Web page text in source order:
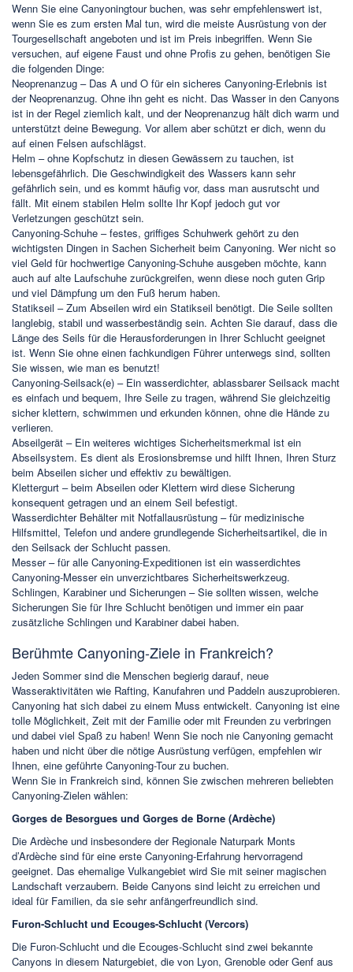
Wenn Sie eine Canyoningtour buchen, was sehr empfehlenswert ist,
wenn Sie es zum ersten Mal tun, wird die meiste Ausrüstung von der
Tourgesellschaft angeboten und ist im Preis inbegriffen. Wenn Sie
versuchen, auf eigene Faust und ohne Profis zu gehen, benötigen Sie
die folgenden Dinge:
Neoprenanzug – Das A und O für ein sicheres Canyoning-Erlebnis ist
der Neoprenanzug. Ohne ihn geht es nicht. Das Wasser in den Canyons
ist in der Regel ziemlich kalt, und der Neoprenanzug hält dich warm und
unterstützt deine Bewegung. Vor allem aber schützt er dich, wenn du
auf einen Felsen aufschlägst.
Helm – ohne Kopfschutz in diesen Gewässern zu tauchen, ist
lebensgefährlich. Die Geschwindigkeit des Wassers kann sehr
gefährlich sein, und es kommt häufig vor, dass man ausrutscht und
fällt. Mit einem stabilen Helm sollte Ihr Kopf jedoch gut vor
Verletzungen geschützt sein.
Canyoning-Schuhe – festes, griffiges Schuhwerk gehört zu den
wichtigsten Dingen in Sachen Sicherheit beim Canyoning. Wer nicht so
viel Geld für hochwertige Canyoning-Schuhe ausgeben möchte, kann
auch auf alte Laufschuhe zurückgreifen, wenn diese noch guten Grip
und viel Dämpfung um den Fuß herum haben.
Statikseil – Zum Abseilen wird ein Statikseil benötigt. Die Seile sollten
langlebig, stabil und wasserbeständig sein. Achten Sie darauf, dass die
Länge des Seils für die Herausforderungen in Ihrer Schlucht geeignet
ist. Wenn Sie ohne einen fachkundigen Führer unterwegs sind, sollten
Sie wissen, wie man es benutzt!
Canyoning-Seilsack(e) – Ein wasserdichter, ablassbarer Seilsack macht
es einfach und bequem, Ihre Seile zu tragen, während Sie gleichzeitig
sicher klettern, schwimmen und erkunden können, ohne die Hände zu
verlieren.
Abseilgerät – Ein weiteres wichtiges Sicherheitsmerkmal ist ein
Abseilsystem. Es dient als Erosionsbremse und hilft Ihnen, Ihren Sturz
beim Abseilen sicher und effektiv zu bewältigen.
Klettergurt – beim Abseilen oder Klettern wird diese Sicherung
konsequent getragen und an einem Seil befestigt.
Wasserdichter Behälter mit Notfallausrüstung – für medizinische
Hilfsmittel, Telefon und andere grundlegende Sicherheitsartikel, die in
den Seilsack der Schlucht passen.
Messer – für alle Canyoning-Expeditionen ist ein wasserdichtes
Canyoning-Messer ein unverzichtbares Sicherheitswerkzeug.
Schlingen, Karabiner und Sicherungen – Sie sollten wissen, welche
Sicherungen Sie für Ihre Schlucht benötigen und immer ein paar
zusätzliche Schlingen und Karabiner dabei haben.
Berühmte Canyoning-Ziele in Frankreich?
Jeden Sommer sind die Menschen begierig darauf, neue
Wasseraktivitäten wie Rafting, Kanufahren und Paddeln auszuprobieren.
Canyoning hat sich dabei zu einem Muss entwickelt. Canyoning ist eine
tolle Möglichkeit, Zeit mit der Familie oder mit Freunden zu verbringen
und dabei viel Spaß zu haben! Wenn Sie noch nie Canyoning gemacht
haben und nicht über die nötige Ausrüstung verfügen, empfehlen wir
Ihnen, eine geführte Canyoning-Tour zu buchen.
Wenn Sie in Frankreich sind, können Sie zwischen mehreren beliebten
Canyoning-Zielen wählen:
Gorges de Besorgues und Gorges de Borne (Ardèche)
Die Ardèche und insbesondere der Regionale Naturpark Monts
d’Ardèche sind für eine erste Canyoning-Erfahrung hervorragend
geeignet. Das ehemalige Vulkangebiet wird Sie mit seiner magischen
Landschaft verzaubern. Beide Canyons sind leicht zu erreichen und
ideal für Familien, da sie sehr anfängerfreundlich sind.
Furon-Schlucht und Ecouges-Schlucht (Vercors)
Die Furon-Schlucht und die Ecouges-Schlucht sind zwei bekannte
Canyons in diesem Naturgebiet, die von Lyon, Grenoble oder Genf aus